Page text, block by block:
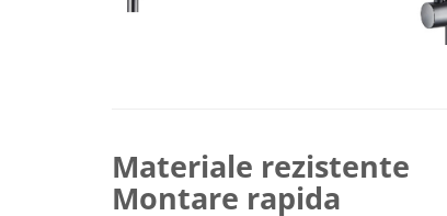
Ustensile bucatarie
Suporturi si accesorii de bucatarie
Materiale rezistente
Montare rapida